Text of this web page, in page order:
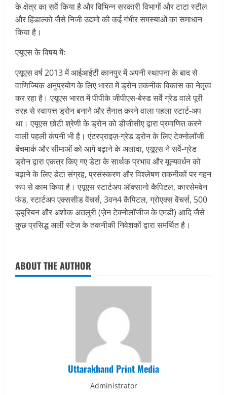
के क्षेत्र का सर्वे किया है और विभिन्न सरकारी विभागों और टाटा स्टील
और हिंडाल्को जैसे निजी उद्यमों की कई गंभीर समस्याओं का समाधान
किया है।
एयूएस के विषय मेंः
एयूएस वर्ष 2013 में आईआईटी कानपुर में अपनी स्थापना के बाद से
वाणिज्यिक अनुप्रयोग के लिए भारत में ड्रोन तकनीक विकास का नेतृत्व
कर रहा है। एयूएस भारत में पीपीके जीपीएस-बेस्ड सर्वे ग्रेड वाले पूरी
तरह से स्वायत्त ड्रोन बनाने और तैनात करने वाला पहला स्टार्ट-अप
था। एयूएस छोटी श्रेणी के ड्रोन को डीजीसीए द्वारा प्रमाणित करने
वाली पहली कंपनी भी है। एंटरप्राइज़-ग्रेड ड्रोन के लिए टेक्नोलॉजी
बेंचमार्क और सीमाओं को आगे बढ़ाने के अलावा, एयूएस ने सर्वे-ग्रेड
ड्रोन द्वारा एकत्र किए गए डेटा के सार्थक प्रभाव और मूल्यवर्धन को
बढ़ाने के लिए डेटा संग्रह, प्रसंस्करण और विश्लेषण तकनीकों पर गहन
रूप से काम किया है। एयूएस स्टार्टअप ऑक्सानो कैपिटल, कारसेमवेन
फंड, स्टार्टअप एक्ससीड वेंचर्स, 3वन4 कैपिटल, ग्रोएक्स वेंचर्स, 500
ड्यूरियन और अशोक अतलुरी (ज़ेन टेक्नोलॉजीज के एमडी) आदि जैसे
कुछ प्रसिद्ध अर्ली स्टेज के तकनीकी निवेशकों द्वारा समर्थित है।
ABOUT THE AUTHOR
Uttarakhand Print Media
Administrator